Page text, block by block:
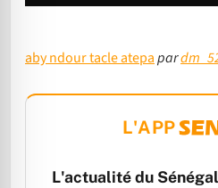
aby ndour tacle atepapar
L'APP
L'actualité du